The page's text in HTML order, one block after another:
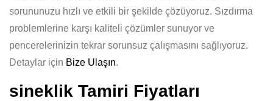
sorununuzu hızlı ve etkili bir şekilde çözüyoruz. Sızdırma
problemlerine karşı kaliteli çözümler sunuyor ve
pencerelerinizin tekrar sorunsuz çalışmasını sağlıyoruz.
Detaylar için Bize Ulaşın.
sineklik Tamiri Fiyatları